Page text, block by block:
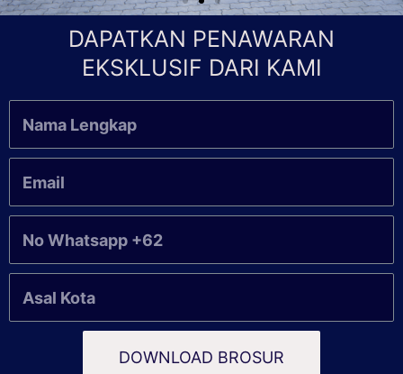
DAPATKAN PENAWARAN
EKSKLUSIF DARI KAMI
DOWNLOAD BROSUR